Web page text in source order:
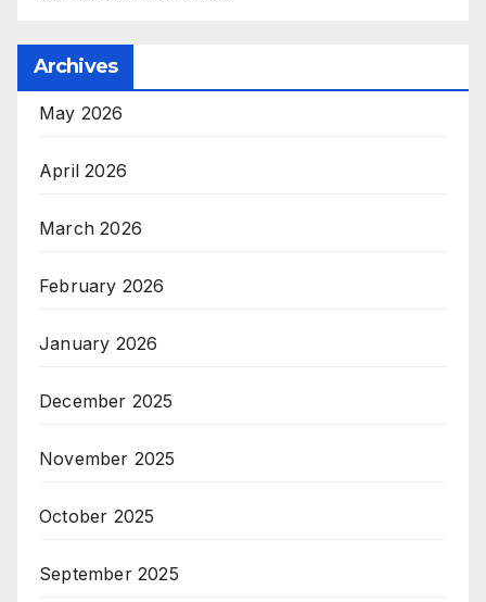
Archives
May 2026
April 2026
March 2026
February 2026
January 2026
December 2025
November 2025
October 2025
September 2025